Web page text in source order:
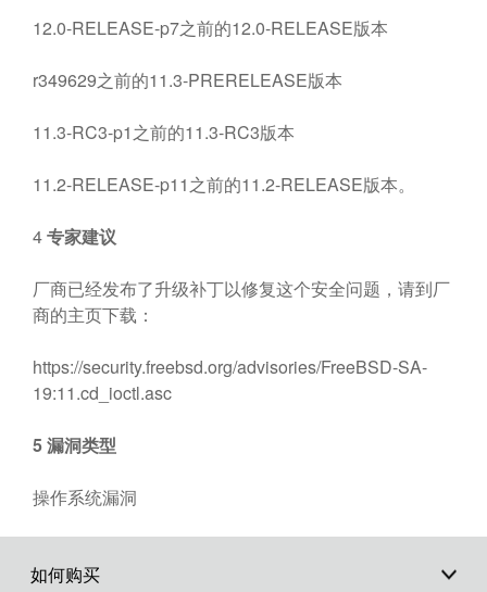
12.0-RELEASE-p7之前的12.0-RELEASE版本
r349629之前的11.3-PRERELEASE版本
11.3-RC3-p1之前的11.3-RC3版本
11.2-RELEASE-p11之前的11.2-RELEASE版本。
4专家建议
厂商已经发布了升级补丁以修复这个安全问题，请到厂
商的主页下载：
https://security.freebsd.org/advisories/FreeBSD-SA-
19:11.cd_ioctl.asc
5漏洞类型
操作系统漏洞
如何购买